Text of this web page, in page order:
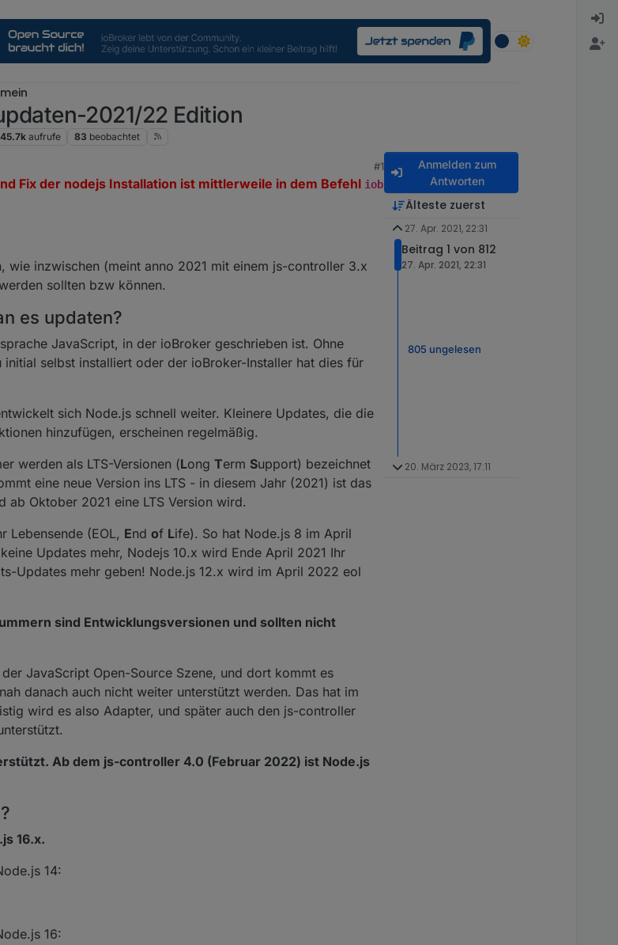
2021/22 Edition
aufrufe 83 beobachtet
#1
Fix der nodejs Installation ist mittlerweile in dem Befehl iob
inzwischen (meint anno 2021 mit einem js-controller 3.x
sollten bzw können.
es updaten?
JavaScript, in der ioBroker geschrieben ist. Ohne
selbst installiert oder der ioBroker-Installer hat dies für
sich Node.js schnell weiter. Kleinere Updates, die die
hinzufügen, erscheinen regelmäßig.
werden als LTS-Versionen (Long Term Support) bezeichnet
eine neue Version ins LTS - in diesem Jahr (2021) ist das
Oktober 2021 eine LTS Version wird.
Lebensende (EOL, End of Life). So hat Node.js 8 im April
Updates mehr, Nodejs 10.x wird Ende April 2021 Ihr
Updates mehr geben! Node.js 12.x wird im April 2022 eol
sind Entwicklungsversionen und sollten nicht
JavaScript Open-Source Szene, und dort kommt es
danach auch nicht weiter unterstützt werden. Das hat im
wird es also Adapter, und später auch den js-controller
Ab dem js-controller 4.0 (Februar 2022) ist Node.js
16.x.
14:
16:
Anmelden zum
Antworten
Älteste zuerst
27. Apr. 2021, 22:31
Beitrag 1 von 812
27. Apr. 2021, 22:31
805 ungelesen
20. März 2023, 17:11